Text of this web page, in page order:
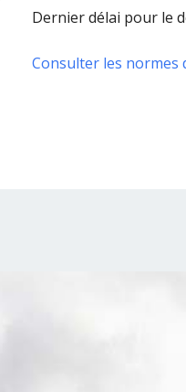
Dernier délai pour le
Consulter les normes